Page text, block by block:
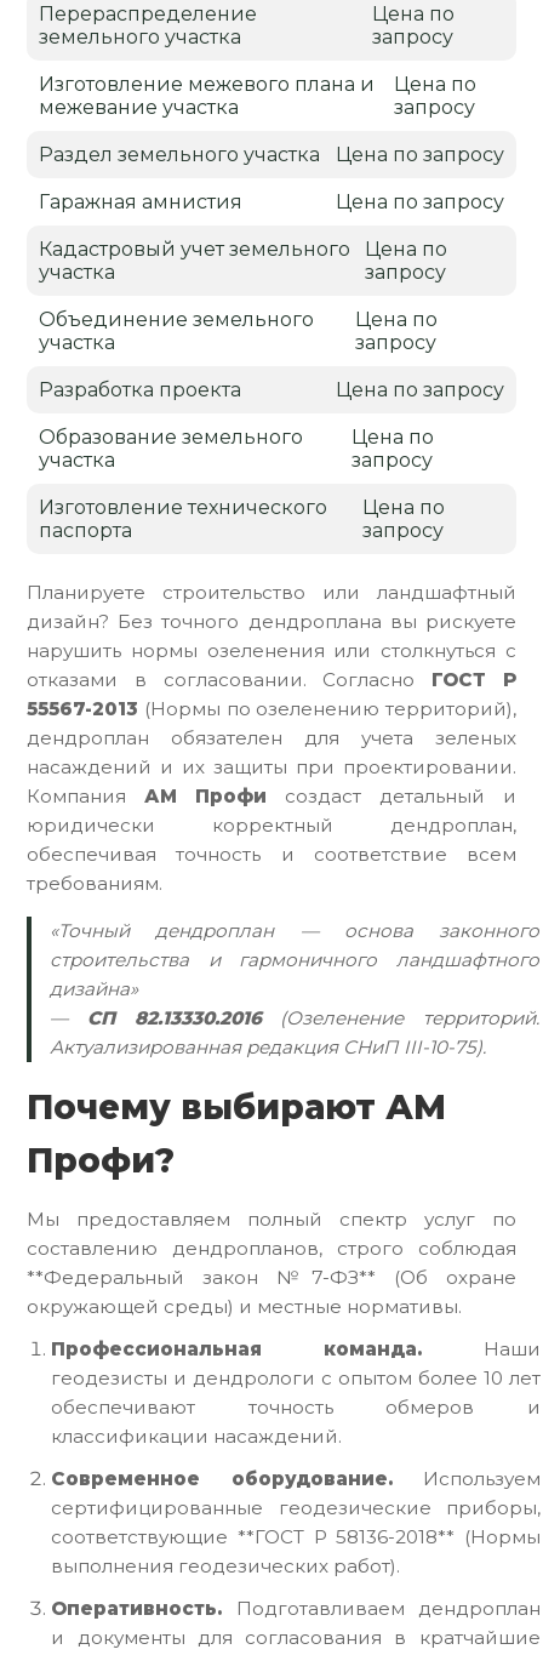
Планируете строительство или ландшафтный
дизайн? Без точного дендроплана вы рискуете
нарушить нормы озеленения или столкнуться с
отказами в согласовании. Согласно ГОСТ Р
55567-2013 (Нормы по озеленению территорий),
дендроплан обязателен для учета зеленых
насаждений и их защиты при проектировании.
КомпанияАМ Профи создаст детальный и
юридически корректный дендроплан,
обеспечивая точность и соответствие всем
требованиям.
«Точный дендроплан — основа законного
строительства и гармоничного ландшафтного
дизайна»
— СП 82.13330.2016(Озеленение территорий.
Актуализированная редакция СНиП III-10-75).
Почему выбирают АМ
Профи?
Мы предоставляем полный спектр услуг по
составлению дендропланов, строго соблюдая
**Федеральный закон №7-ФЗ** (Об охране
окружающей среды) и местные нормативы.
Профессиональная команда. Наши
геодезисты и дендрологи с опытом более 10 лет
обеспечивают точность обмеров и
классификации насаждений.
Современное оборудование.Используем
сертифицированные геодезические приборы,
соответствующие **ГОСТ Р 58136-2018** (Нормы
выполнения геодезических работ).
Оперативность. Подготавливаем дендроплан
и документы для согласования в кратчайшие
Перераспределение
земельного участка
Цена по
запросу
Изготовление межевого плана и
межевание участка
Цена по
запросу
Раздел земельного участка Цена по запросу
Гаражная амнистия Цена по запросу
Кадастровый учет земельного
участка
Цена по
запросу
Объединение земельного
участка
Цена по
запросу
Разработка проекта Цена по запросу
Образование земельного
участка
Цена по
запросу
Изготовление технического
паспорта
Цена по
запросу